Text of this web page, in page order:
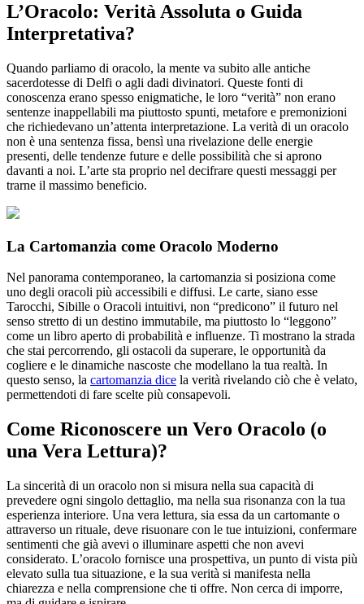
L’Oracolo: Verità Assoluta o Guida
Interpretativa?
Quando parliamo di oracolo, la mente va subito alle antiche
sacerdotesse di Delfi o agli dadi divinatori. Queste fonti di
conoscenza erano spesso enigmatiche, le loro “verità” non erano
sentenze inappellabili ma piuttosto spunti, metafore e premonizioni
che richiedevano un’attenta interpretazione. La verità di un oracolo
non è una sentenza fissa, bensì una rivelazione delle energie
presenti, delle tendenze future e delle possibilità che si aprono
davanti a noi. L’arte sta proprio nel decifrare questi messaggi per
trarne il massimo beneficio.
La Cartomanzia come Oracolo Moderno
Nel panorama contemporaneo, la cartomanzia si posiziona come
uno degli oracoli più accessibili e diffusi. Le carte, siano esse
Tarocchi, Sibille o Oracoli intuitivi, non “predicono” il futuro nel
senso stretto di un destino immutabile, ma piuttosto lo “leggono”
come un libro aperto di probabilità e influenze. Ti mostrano la strada
che stai percorrendo, gli ostacoli da superare, le opportunità da
cogliere e le dinamiche nascoste che modellano la tua realtà. In
questo senso, la cartomanzia dice la verità rivelando ciò che è velato,
permettendoti di fare scelte più consapevoli.
Come Riconoscere un Vero Oracolo (o
una Vera Lettura)?
La sincerità di un oracolo non si misura nella sua capacità di
prevedere ogni singolo dettaglio, ma nella sua risonanza con la tua
esperienza interiore. Una vera lettura, sia essa da un cartomante o
attraverso un rituale, deve risuonare con le tue intuizioni, confermare
sentimenti che già avevi o illuminare aspetti che non avevi
considerato. L’oracolo fornisce una prospettiva, un punto di vista più
elevato sulla tua situazione, e la sua verità si manifesta nella
chiarezza e nella comprensione che ti offre. Non cerca di imporre,